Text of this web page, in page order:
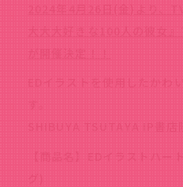
2024年4月26日(金)より、
大大大好きな100人の彼女
が開催決定！！
EDイラストを使用したかわ
す。
SHIBUYA TSUTAYA IP書店
【商品名】EDイラストハ
グ)